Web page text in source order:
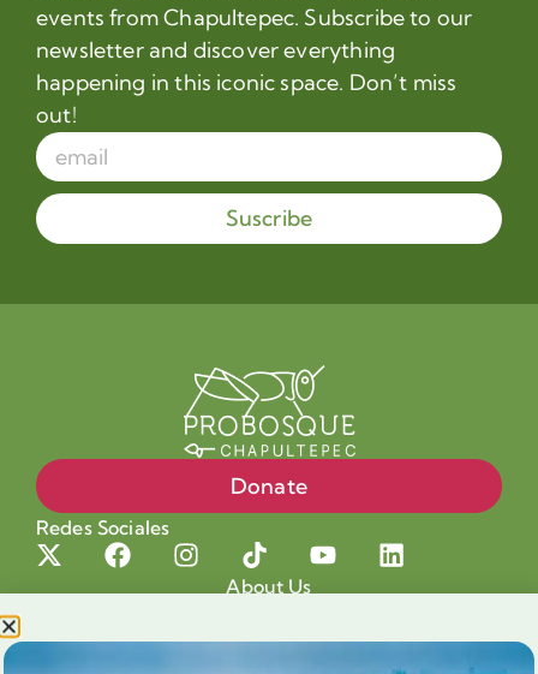
events from Chapultepec. Subscribe to our
newsletter and discover everything
happening in this iconic space. Don’t miss
out!
Suscribe
Donate
Redes Sociales
About Us